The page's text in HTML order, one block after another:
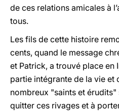
de ces relations amicales à
tous.
Les fils de cette histoire
cents, quand le message
et Patrick, a trouvé place en
partie intégrante de la vie et
nombreux "saints et érudits"
quitter ces rivages et à